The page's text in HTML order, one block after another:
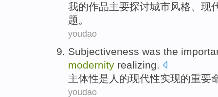
我的作品主要探讨城市风格、 现
题 。
youdao
Subjectiveness was the
modernity realizing.
主体性是 人 的现代性实现的重要
youdao